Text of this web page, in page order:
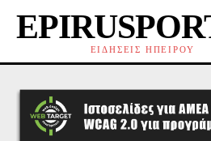
ΕΙΔΗΣΕΙΣ ΗΠΕΙΡΟΥ